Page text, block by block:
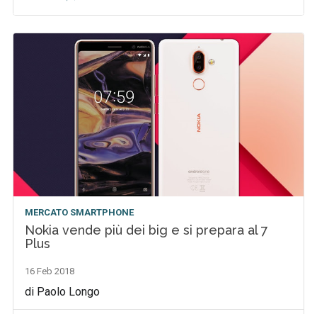
MERCATO SMARTPHONE
Nokia vende più dei big e si prepara al 7
Plus
16 Feb 2018
di Paolo Longo